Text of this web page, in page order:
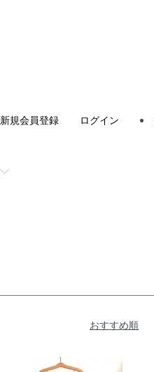
新規会員登録 ログイン
おすすめ順